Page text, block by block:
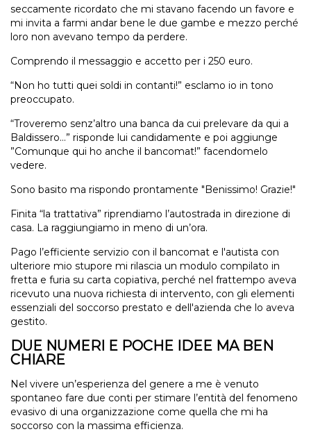
seccamente ricordato che mi stavano facendo un favore e
mi invita a farmi andar bene le due gambe e mezzo perché
loro non avevano tempo da perdere.
Comprendo il messaggio e accetto per i 250 euro.
“Non ho tutti quei soldi in contanti!” esclamo io in tono
preoccupato.
“Troveremo senz’altro una banca da cui prelevare da qui a
Baldissero…” risponde lui candidamente e poi aggiunge
”Comunque qui ho anche il bancomat!” facendomelo
vedere.
Sono basito ma rispondo prontamente "Benissimo! Grazie!"
Finita “la trattativa” riprendiamo l’autostrada in direzione di
casa. La raggiungiamo in meno di un’ora.
Pago l’efficiente servizio con il bancomat e l'autista con
ulteriore mio stupore mi rilascia un modulo compilato in
fretta e furia su carta copiativa, perché nel frattempo aveva
ricevuto una nuova richiesta di intervento, con gli elementi
essenziali del soccorso prestato e dell'azienda che lo aveva
gestito.
DUE NUMERI E POCHE IDEE MA BEN
CHIARE
Nel vivere un’esperienza del genere a me è venuto
spontaneo fare due conti per stimare l’entità del fenomeno
evasivo di una organizzazione come quella che mi ha
soccorso con la massima efficienza.